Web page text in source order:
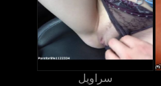
سراويل